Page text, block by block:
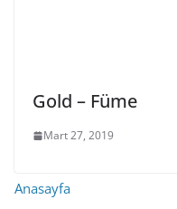
Gold – Füme
Mart 27, 2019
Anasayfa